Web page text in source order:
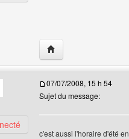
Visiter le site web de
le profil de l'utilisateur
07/07/2008, 15 h 54
Sujet du message:
c'est aussi l'horaire d'été